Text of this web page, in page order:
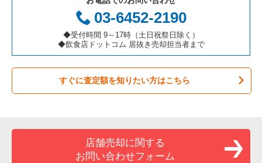
お弁当・惣菜・デリの居抜き売却物件の案件一覧
カラオケ・パブ・スナックの居抜き売却物件の案件一覧
バーの居抜き売却物件の案件一覧
居酒屋・ダイニングバーの居抜き売却物件の案件一覧
洋食の居抜き売却物件の案件一覧
三重県の飲食店の居抜き売却物件の案件一覧
足立区の飲食店の居抜き売却物件の案件一覧
板橋区の飲食店の居抜き売却物件の案件一覧
台東区の飲食店の居抜き売却物件の案件一覧
練馬区の飲食店の居抜き売却物件の案件一覧
北区の飲食店の居抜き売却物件の案件一覧
東京23区のアジア料理の居抜き売却物件の案件一覧
東京23区のカフェの居抜き売却物件の案件一覧
東京23区のテイクアウトの居抜き売却物件の案件一覧
東京23区のお弁当・惣菜・デリの居抜き売却物件の案件一覧
東京23区のバーの居抜き売却物件の案件一覧
志村坂上駅の和食の居抜き売却物件の案件一覧
03-6452-2190
◆受付時間 9～17時（土日祝祭日除く）
◆飲食店ドットコム 居抜き売却担当者まで
すぐに査定額を知りたい方はこちら
店舗売却に関する
お問い合わせフォーム